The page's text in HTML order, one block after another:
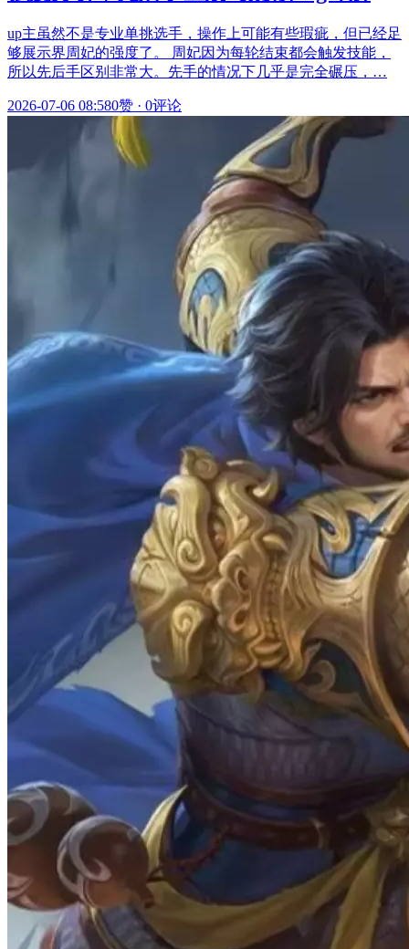
up主虽然不是专业单挑选手，操作上可能有些瑕疵，但已经足
够展示界周妃的强度了。 周妃因为每轮结束都会触发技能，
所以先后手区别非常大。先手的情况下几乎是完全碾压，…
2026-07-06 08:580赞 · 0评论